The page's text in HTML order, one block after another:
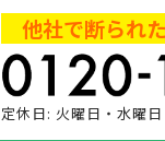
他社で断られ
定休日: 火曜日・水曜日